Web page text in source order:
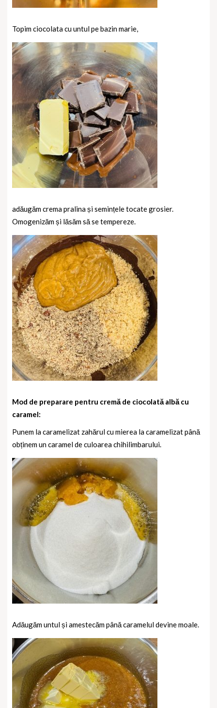
Topim ciocolata cu untul pe bazin marie,
adăugăm crema pralina și semințele tocate grosier.
Omogenizăm și lăsăm să se tempereze.
Mod de preparare pentru cremă de ciocolată albă cu
caramel:
Punem la caramelizat zahărul cu mierea la caramelizat până
obținem un caramel de culoarea chihilimbarului.
Adăugăm untul și amestecăm până caramelul devine moale.